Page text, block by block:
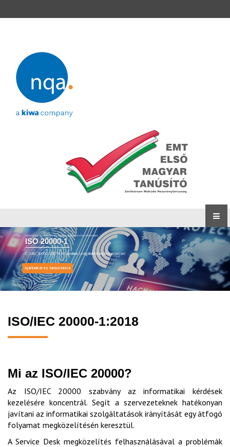
INFORMÁCIÓ TECHNOLÓGIA ÉS SZOLGÁLTATÁSIRÁNYÍTÁSI RENDSZER
ISO/IEC 20000-1:2018 informatikai szolgáltatásirányítási rendszer
ISO 20000-1
Ajánlatkérés tanúsításra
ISO/IEC 20000-1:2018
Mi az ISO/IEC 20000?
Az ISO/IEC 20000 szabvány az informatikai kérdések
kezelésére koncentrál. Segít a szervezeteknek hatékonyan
javítani az informatikai szolgáltatások irányítását egy átfogó
folyamat megközelítésén keresztül.
A Service Desk megközelítés felhasználásával a problémák